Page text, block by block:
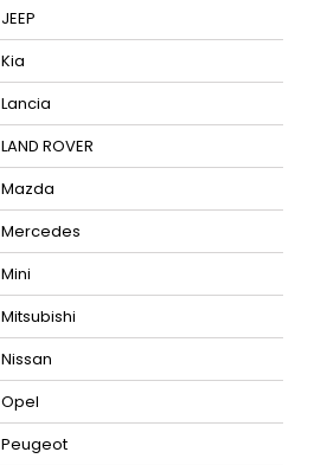
JEEP
Kia
Lancia
LAND ROVER
Mazda
Mercedes
Mini
Mitsubishi
Nissan
Opel
Peugeot